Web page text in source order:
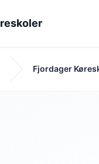
Fjordager